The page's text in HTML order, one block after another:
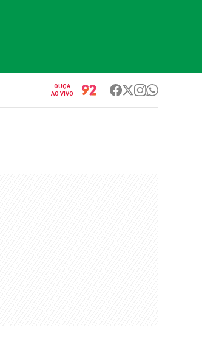
OUÇA
AO VIVO